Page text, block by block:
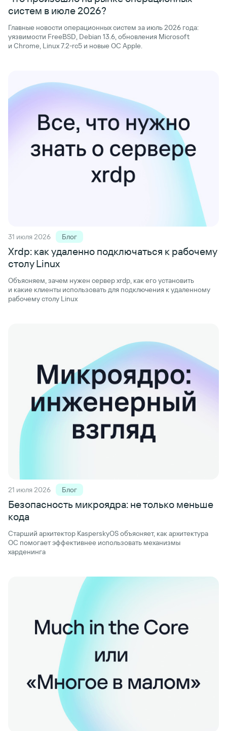
систем в июле 2026?
Главные новости операционных систем за июль 2026 года:
уязвимости FreeBSD, Debian 13.6, обновления Microsoft
и Chrome, Linux 7.2-rc5 и новые ОС Apple.
31 июля 2026 Блог
Xrdp: как удаленно подключаться к рабочему
столу Linux
Объясняем, зачем нужен сервер xrdp, как его установить
и какие клиенты использовать для подключения к удаленному
рабочему столу Linux
21 июля 2026 Блог
Безопасность микроядра: не только меньше
кода
Старший архитектор KasperskyOS объясняет, как архитектура
ОС помогает эффективнее использовать механизмы
харденинга